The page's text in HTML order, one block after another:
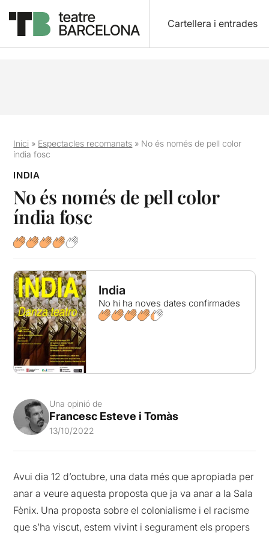
Cartellera i entrades
Inici » Espectacles recomanats » No és només de pell color
índia fosc
INDIA
No és només de pell color
índia fosc
India
No hi ha noves dates confirmades
Una opinió de
Francesc Esteve i Tomàs
13/10/2022
Avui dia 12 d’octubre, una data més que apropiada per
anar a veure aquesta proposta que ja va anar a la Sala
Fènix. Una proposta sobre el colonialisme i el racisme
que s’ha viscut, estem vivint i segurament els propers